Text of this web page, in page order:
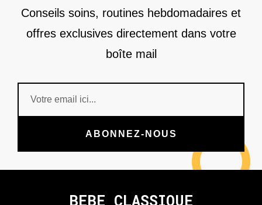
Conseils soins, routines hebdomadaires et
offres exclusives directement dans votre
boîte mail
ABONNEZ-NOUS
BEBE CLASSIQUE